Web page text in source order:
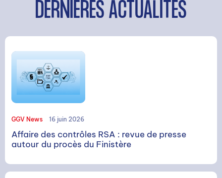
RECHERCHE
DERNIÈRES ACTUALITÉS
GGV News 16 juin 2026
Affaire des contrôles RSA : revue de presse
autour du procès du Finistère